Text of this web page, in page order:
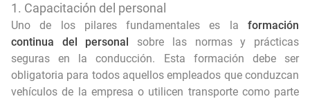
1. Capacitación del personal
Uno de los pilares fundamentales es la formación
continua del personal sobre las normas y prácticas
seguras en la conducción. Esta formación debe ser
obligatoria para todos aquellos empleados que conduzcan
vehículos de la empresa o utilicen transporte como parte